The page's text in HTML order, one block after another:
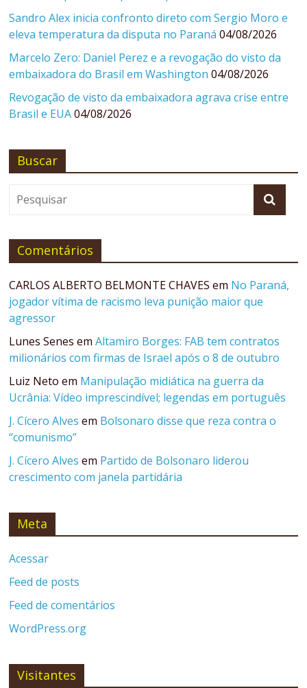
Sandro Alex inicia confronto direto com Sergio Moro e
eleva temperatura da disputa no Paraná 04/08/2026
Marcelo Zero: Daniel Perez e a revogação do visto da
embaixadora do Brasil em Washington 04/08/2026
Revogação de visto da embaixadora agrava crise entre
Brasil e EUA 04/08/2026
Buscar
Comentários
CARLOS ALBERTO BELMONTE CHAVES em No Paraná,
jogador vítima de racismo leva punição maior que
agressor
Lunes Senes emAltamiro Borges: FAB tem contratos
milionários com firmas de Israel após o 8 de outubro
Luiz Neto em Manipulação midiática na guerra da
Ucrânia: Vídeo imprescindível; legendas em português
J. Cícero Alves em Bolsonaro disse que reza contra o
“comunismo”
J. Cícero Alves em Partido de Bolsonaro liderou
crescimento com janela partidária
Meta
Acessar
Feed de posts
Feed de comentários
WordPress.org
Visitantes